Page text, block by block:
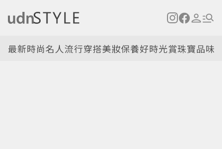
最新時尚名人流行穿搭美妝保養好時光賞珠寶品味